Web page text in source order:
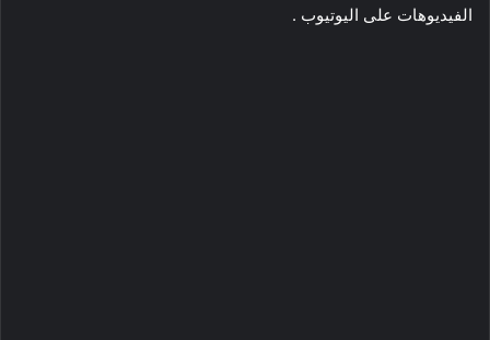
الفيديوهات على اليوتيوب .